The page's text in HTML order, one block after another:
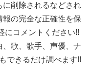
に削除されるなどされ
の完全な正確性を保
にコメントください!!
歌、歌手、声優、ナ
できるだけ調べます!!